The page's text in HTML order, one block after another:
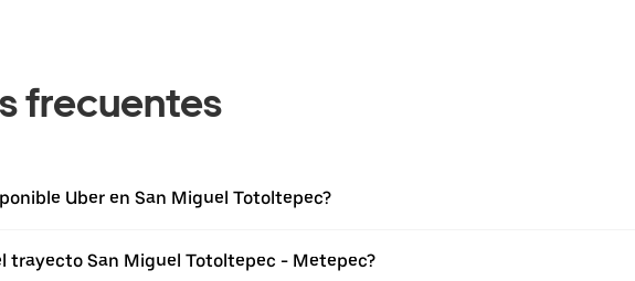
frecuentes
Uber en San Miguel Totoltepec?
trayecto San Miguel Totoltepec - Metepec?